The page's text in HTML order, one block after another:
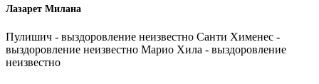
Лазарет Милана
Пулишич - выздоровление неизвестно Санти Хименес -
выздоровление неизвестно Марио Хила - выздоровление
неизвестно